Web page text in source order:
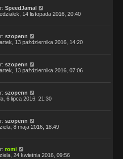
SpeedJamal
14 listopada 2016, 20:40
szopenn
13 października 2016, 14:20
szopenn
13 października 2016, 07:06
szopenn
6 lipca 2016, 21:30
szopenn
8 maja 2016, 18:49
romi
24 kwietnia 2016, 09:56